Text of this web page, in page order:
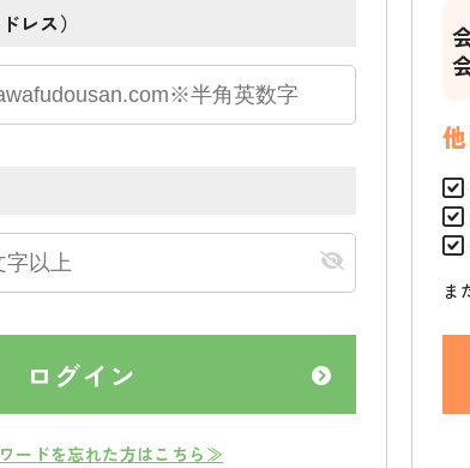
レス）
ログイン
ードを忘れた方はこちら≫
ま